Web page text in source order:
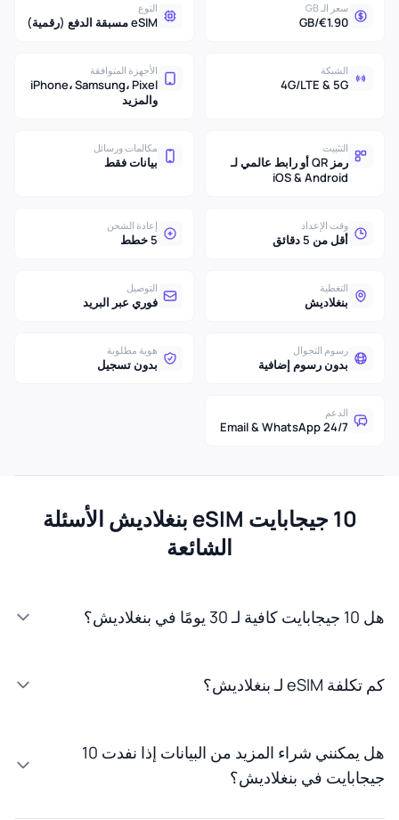
سعر الـ GB
€1.90/GB
النوع
eSIM مسبقة الدفع (رقمية)
الشبكة
4G/LTE & 5G
الأجهزة المتوافقة
iPhone، Samsung، Pixel
والمزيد
التثبيت
رمز QR أو رابط عالمي لـ
iOS & Android
مكالمات ورسائل
بيانات فقط
وقت الإعداد
أقل من 5 دقائق
إعادة الشحن
5 خطط
التغطية
بنغلاديش
التوصيل
فوري عبر البريد
رسوم التجوال
بدون رسوم إضافية
هوية مطلوبة
بدون تسجيل
الدعم
24/7 Email & WhatsApp
10 جيجابايت eSIM بنغلاديش الأسئلة
الشائعة
هل 10 جيجابايت كافية لـ 30 يومًا في بنغلاديش؟
كم تكلفة eSIM لـ بنغلاديش؟
هل يمكنني شراء المزيد من البيانات إذا نفدت 10
جيجابايت في بنغلاديش؟